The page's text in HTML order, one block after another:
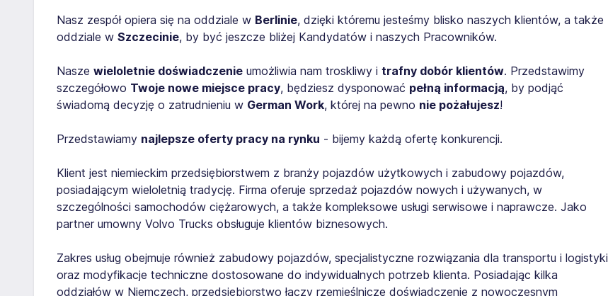
Nasz zespół opiera się na oddziale w Berlinie, dzięki któremu jesteśmy blisko naszych klientów, a także
oddziale w Szczecinie, by być jeszcze bliżej Kandydatów i naszych Pracowników.
Nasze wieloletnie doświadczenie umożliwia nam troskliwy i trafny dobór klientów. Przedstawimy
szczegółowo Twoje nowe miejsce pracy, będziesz dysponować pełną informacją, by podjąć
świadomą decyzję o zatrudnieniu w German Work, której na pewno nie pożałujesz!
Przedstawiamy najlepsze oferty pracy na rynku - bijemy każdą ofertę konkurencji.
Klient jest niemieckim przedsiębiorstwem z branży pojazdów użytkowych i zabudowy pojazdów,
posiadającym wieloletnią tradycję. Firma oferuje sprzedaż pojazdów nowych i używanych, w
szczególności samochodów ciężarowych, a także kompleksowe usługi serwisowe i naprawcze. Jako
partner umowny Volvo Trucks obsługuje klientów biznesowych.
Zakres usług obejmuje również zabudowy pojazdów, specjalistyczne rozwiązania dla transportu i logistyki
oraz modyfikacje techniczne dostosowane do indywidualnych potrzeb klienta. Posiadając kilka
oddziałów w Niemczech, przedsiębiorstwo łączy rzemieślnicze doświadczenie z nowoczesnym